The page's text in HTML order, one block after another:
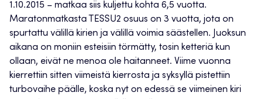
1.10.2015 – matkaa siis kuljettu kohta 6,5 vuotta.
Maratonmatkasta TESSU2 osuus on 3 vuotta, jota on
spurtattu välillä kirien ja välillä voimia säästellen. Juoksun
aikana on moniin esteisiin törmätty, tosin ketteriä kun
ollaan, eivät ne menoa ole haitanneet. Viime vuonna
kierrettiin sitten viimeistä kierrosta ja syksyllä pistettiin
turbovaihe päälle, koska nyt on edessä se viimeinen kiri